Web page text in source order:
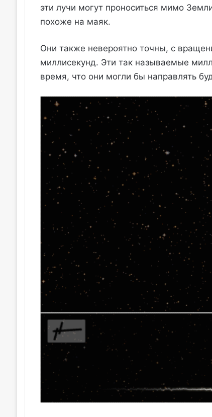
эти лучи могут проноситься мимо
похоже на маяк.
Они также невероятно точны, с
миллисекунд. Эти так называемые
время, что они могли бы направлять